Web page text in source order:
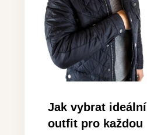
Jak vybrat ideální
outfit pro každou